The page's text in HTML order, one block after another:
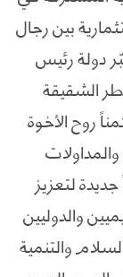
بين رجال
دولة رئيس
الشقيقة
روح الأخوة
لتعزيز
والدوليين
والتنمية